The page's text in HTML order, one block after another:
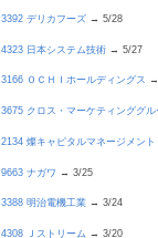
3392 デリカフーズ→ 5/28
4323 日本システム技術→ 5/27
3166 ＯＣＨＩホールディングス →
3675 クロス・マーケティンググル
2134 燦キャピタルマネージメント
9663 ナガワ → 3/25
3388 明治電機工業→ 3/24
4308 Ｊストリーム → 3/20